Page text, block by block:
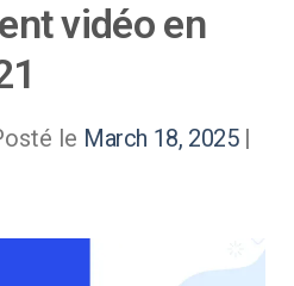
vidéo en
le March 18, 2025|